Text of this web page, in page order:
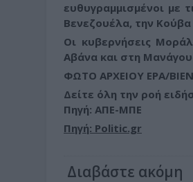
ευθυγραμμισμένοι με
Βενεζουέλα, την
Οι κυβερνήσεις
Αβάνα και στη
ΦΩΤΟ ΑΡΧΕΙΟΥ EPA/
Δείτε όλη την ροή
Πηγή: ΑΠΕ-ΜΠΕ
Πηγή: Politic.gr
Διαβάστε ακόμη